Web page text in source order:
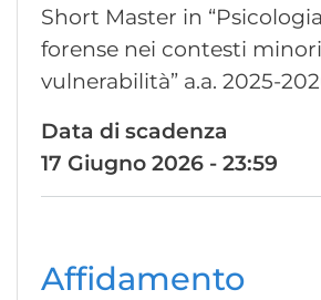
Short Master in
forense nei contesti
vulnerabilità” a.a. 2025-
Data di scadenza
17 Giugno 2026 - 23:59
Affidamento